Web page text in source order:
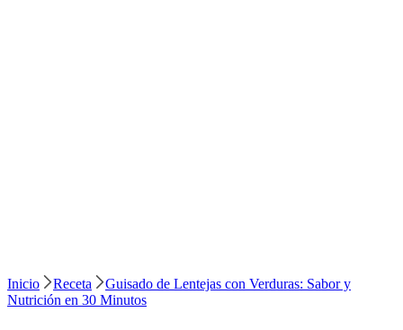
Inicio Receta
Guisado de Lentejas con Verduras: Sabor y
Nutrición en 30 Minutos